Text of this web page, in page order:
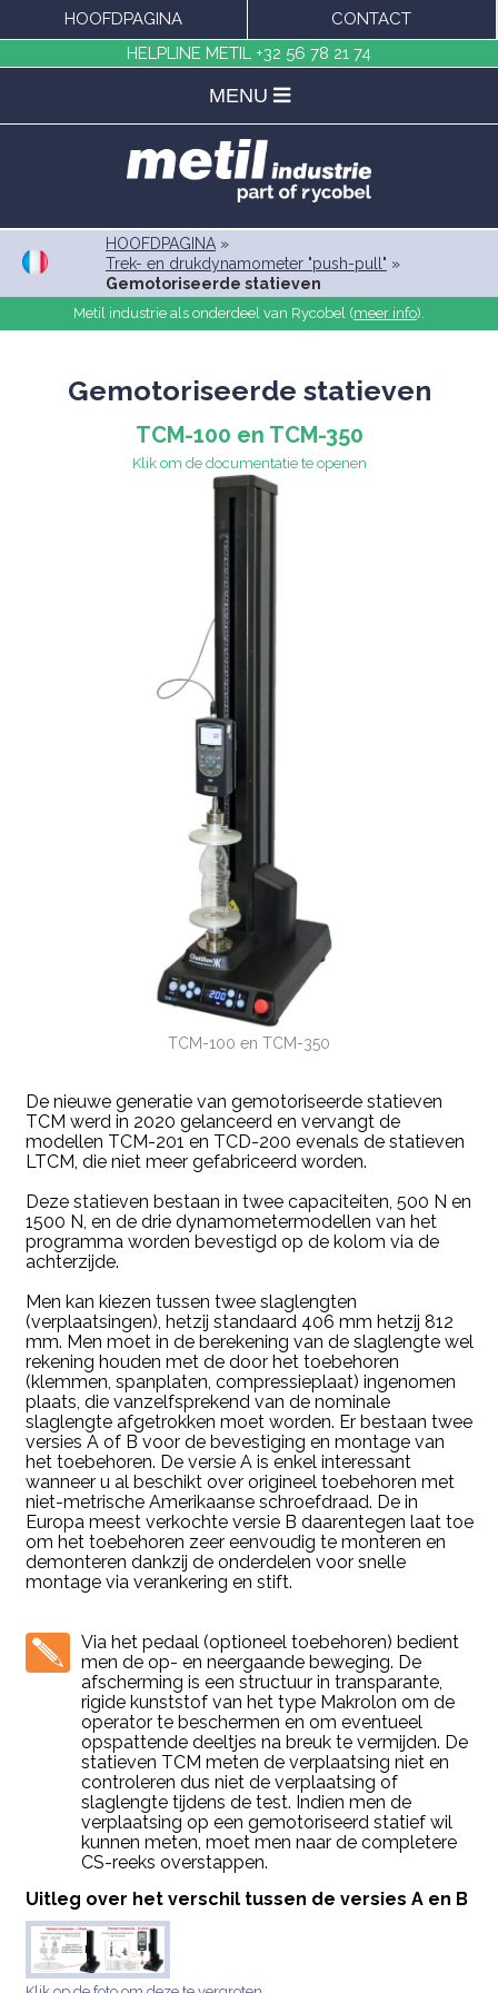
HOOFDPAGINA
CONTACT
HELPLINE METIL +32 56 78 21 74
MENU
HOOFDPAGINA »
Trek- en drukdynamometer "push-pull" »
Gemotoriseerde statieven
Metil industrie als onderdeel van Rycobel (meer info).
Gemotoriseerde statieven
TCM-100 en TCM-350
Klik om de documentatie te openen
TCM-100 en TCM-350
De nieuwe generatie van gemotoriseerde statieven
TCM werd in 2020 gelanceerd en vervangt de
modellen TCM-201 en TCD-200 evenals de statieven
LTCM, die niet meer gefabriceerd worden.
Deze statieven bestaan in twee capaciteiten, 500 N en
1500 N, en de drie dynamometermodellen van het
programma worden bevestigd op de kolom via de
achterzijde.
Men kan kiezen tussen twee slaglengten
(verplaatsingen), hetzij standaard 406 mm hetzij 812
mm. Men moet in de berekening van de slaglengte wel
rekening houden met de door het toebehoren
(klemmen, spanplaten, compressieplaat) ingenomen
plaats, die vanzelfsprekend van de nominale
slaglengte afgetrokken moet worden. Er bestaan twee
versies A of B voor de bevestiging en montage van
het toebehoren. De versie A is enkel interessant
wanneer u al beschikt over origineel toebehoren met
niet-metrische Amerikaanse schroefdraad. De in
Europa meest verkochte versie B daarentegen laat toe
om het toebehoren zeer eenvoudig te monteren en
demonteren dankzij de onderdelen voor snelle
montage via verankering en stift.
Via het pedaal (optioneel toebehoren) bedient
men de op- en neergaande beweging. De
afscherming is een structuur in transparante,
rigide kunststof van het type Makrolon om de
operator te beschermen en om eventueel
opspattende deeltjes na breuk te vermijden. De
statieven TCM meten de verplaatsing niet en
controleren dus niet de verplaatsing of
slaglengte tijdens de test. Indien men de
verplaatsing op een gemotoriseerd statief wil
kunnen meten, moet men naar de completere
CS-reeks overstappen.
Uitleg over het verschil tussen de versies A en B